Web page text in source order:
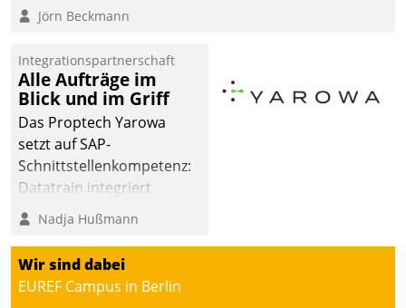
Jörn Beckmann
Integrationspartnerschaft
Alle Aufträge im
Blick und im Griff
Das Proptech Yarowa
setzt auf SAP-
Schnittstellenkompetenz:
Datatrain integriert
Yarowas Portal zur
Vergabe und Verwaltung
von Aufträgen der
operativen
Instandhaltung in die
Nadja Hußmann
Wir sind dabei
EUREF Campus in Berlin